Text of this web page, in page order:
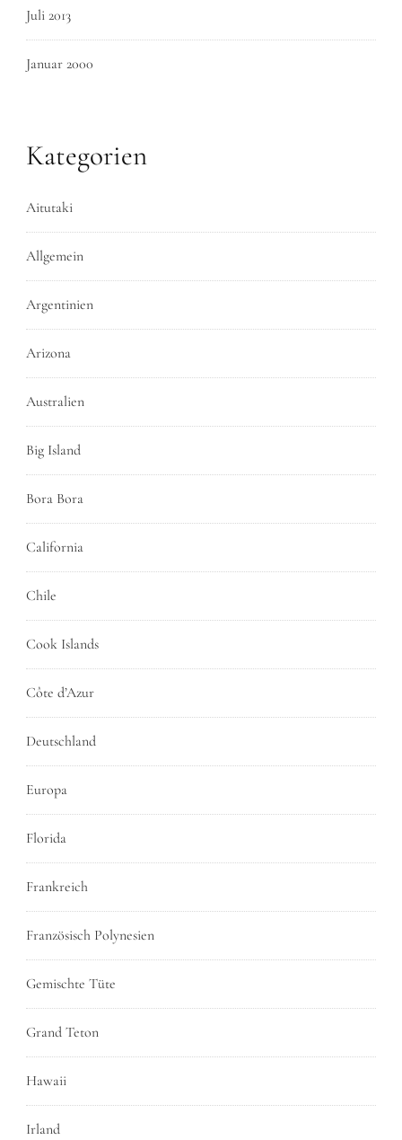
Juli 2013
Januar 2000
Kategorien
Aitutaki
Allgemein
Argentinien
Arizona
Australien
Big Island
Bora Bora
California
Chile
Cook Islands
Côte d’Azur
Deutschland
Europa
Florida
Frankreich
Französisch Polynesien
Gemischte Tüte
Grand Teton
Hawaii
Irland